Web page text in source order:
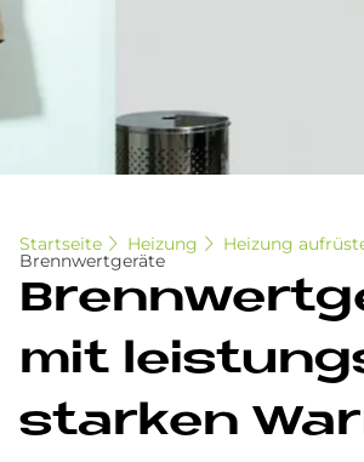
Startseite Heizung Heizung
Brennwertgeräte
mit
star­ken